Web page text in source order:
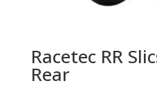
Racetec RR
Rear